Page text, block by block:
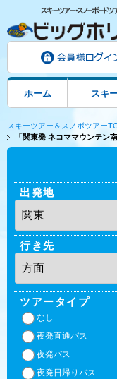
ホーム スキ
スキーツアー＆スノボツアー
「関東発 ネコママウンテン
出発地
行き先
ツアータイプ
なし
夜発直通バス
夜発バス
夜発日帰りバス